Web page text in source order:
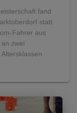
fand
statt.
Fahrer aus
zwei